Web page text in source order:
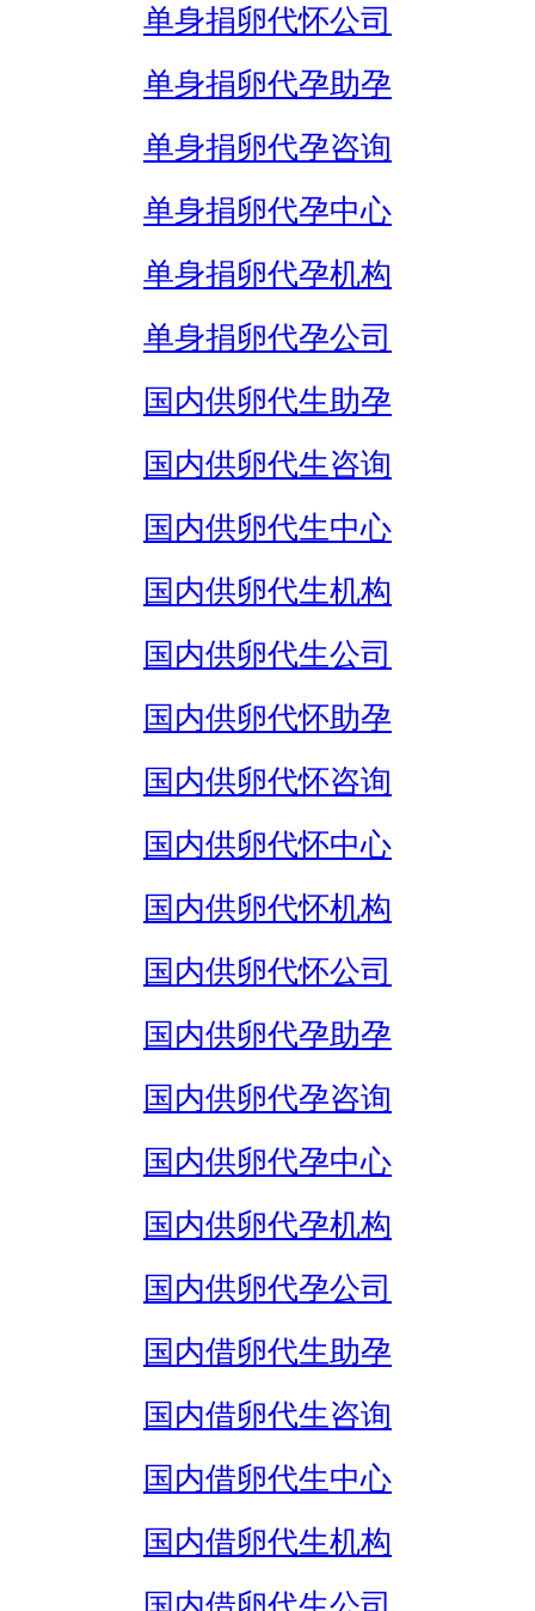
单身捐卵代怀公司
单身捐卵代孕助孕
单身捐卵代孕咨询
单身捐卵代孕中心
单身捐卵代孕机构
单身捐卵代孕公司
国内供卵代生助孕
国内供卵代生咨询
国内供卵代生中心
国内供卵代生机构
国内供卵代生公司
国内供卵代怀助孕
国内供卵代怀咨询
国内供卵代怀中心
国内供卵代怀机构
国内供卵代怀公司
国内供卵代孕助孕
国内供卵代孕咨询
国内供卵代孕中心
国内供卵代孕机构
国内供卵代孕公司
国内借卵代生助孕
国内借卵代生咨询
国内借卵代生中心
国内借卵代生机构